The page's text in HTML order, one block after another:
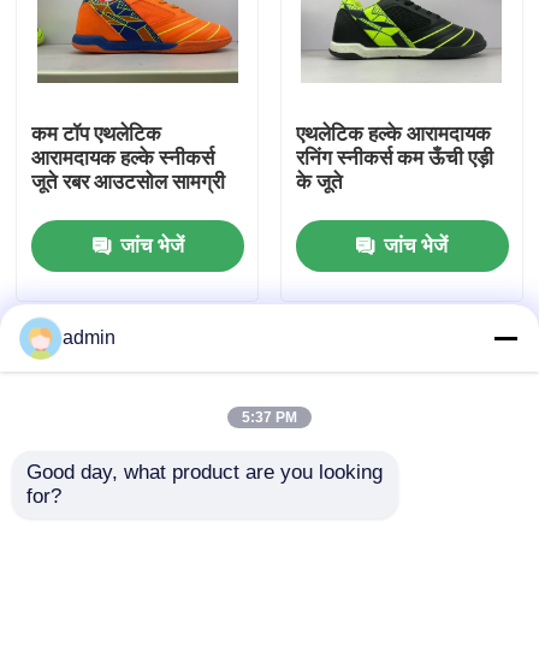
हमारे बारे में
उत्पाद
बच्चों के स्नीकर जूते
हल्के रनिंग जूते
कम टॉप एथलेटिक
आरामदायक हल्के स्नीकर्स
जूते रबर आउटसोल सामग्री
जांच भेजें
एथलेटिक हल्के आरामदायक
रनिंग स्नीकर्स कम ऊँची एड़ी
के जूते
जांच भेजें
admin
5:37 PM
Good day, what product are you looking
for?